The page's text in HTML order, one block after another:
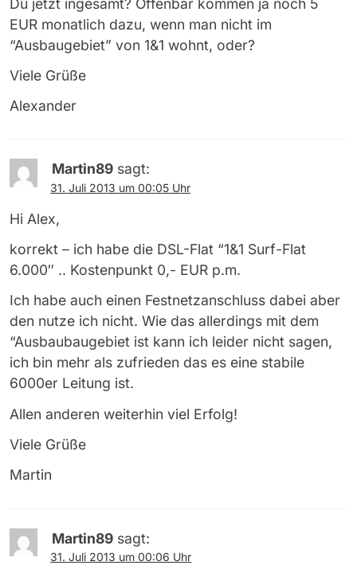
EUR monatlich dazu, wenn man nicht im
“Ausbaugebiet” von 1&1 wohnt, oder?
Viele Grüße
Alexander
Martin89 sagt:
31. Juli 2013 um 00:05 Uhr
Hi Alex,
korrekt – ich habe die DSL-Flat “1&1 Surf-Flat
6.000″ .. Kostenpunkt 0,- EUR p.m.
Ich habe auch einen Festnetzanschluss dabei aber
den nutze ich nicht. Wie das allerdings mit dem
“Ausbaubaugebiet ist kann ich leider nicht sagen,
ich bin mehr als zufrieden das es eine stabile
6000er Leitung ist.
Allen anderen weiterhin viel Erfolg!
Viele Grüße
Martin
Martin89 sagt:
31. Juli 2013 um 00:06 Uhr